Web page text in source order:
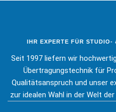
IHR EXPERTE FÜR
Seit 1997 liefern wir
Übertragungstechnik für
Qualitätsanspruch und unser
zur idealen Wahl in der Welt